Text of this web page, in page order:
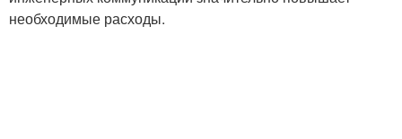
необходимые расходы.